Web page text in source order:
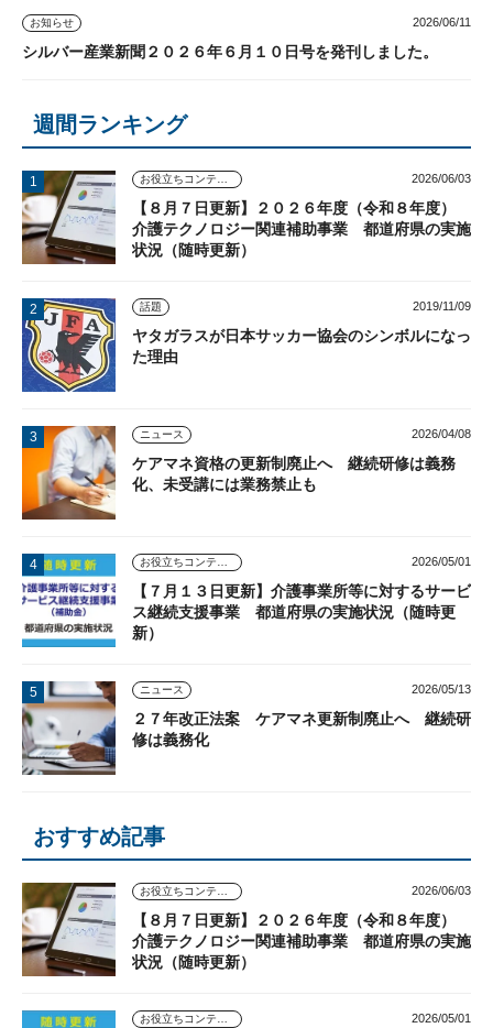
お知らせ 2026/06/11
シルバー産業新聞２０２６年６月１０日号を発刊しました。
週間ランキング
お役立ちコンテンツ 2026/06/03
【８月７日更新】２０２６年度（令和８年度）
介護テクノロジー関連補助事業 都道府県の実施
状況（随時更新）
話題 2019/11/09
ヤタガラスが日本サッカー協会のシンボルになっ
た理由
ニュース 2026/04/08
ケアマネ資格の更新制廃止へ 継続研修は義務
化、未受講には業務禁止も
お役立ちコンテンツ 2026/05/01
【７月１３日更新】介護事業所等に対するサービ
ス継続支援事業 都道府県の実施状況（随時更
新）
ニュース 2026/05/13
２７年改正法案 ケアマネ更新制廃止へ 継続研
修は義務化
おすすめ記事
お役立ちコンテンツ 2026/06/03
【８月７日更新】２０２６年度（令和８年度）
介護テクノロジー関連補助事業 都道府県の実施
状況（随時更新）
お役立ちコンテンツ 2026/05/01